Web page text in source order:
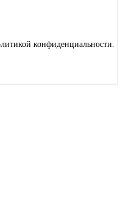
конфиденциальности.